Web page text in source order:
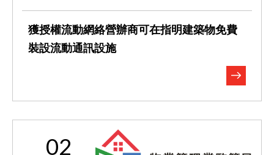
獲授權流動網絡營辦商可在指明建築物免費
裝設流動通訊設施
02